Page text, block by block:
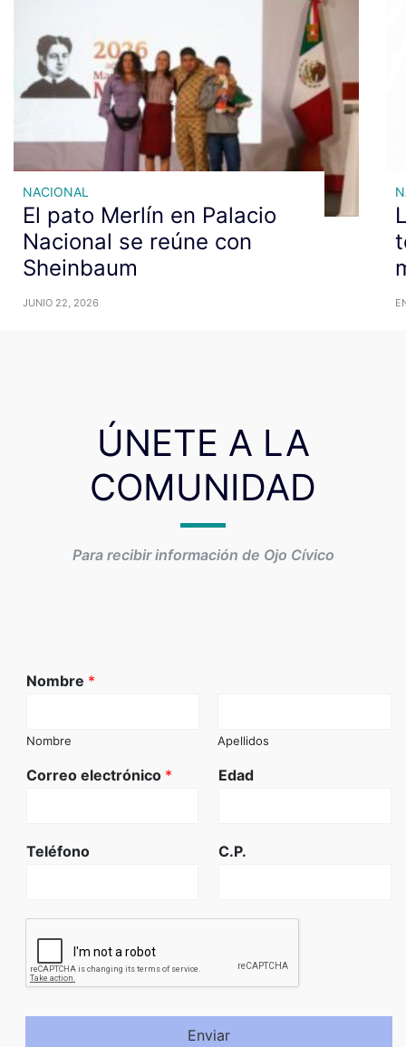
NACIONAL
El pato Merlín en Palacio
Nacional se reúne con
Sheinbaum
JUNIO 22, 2026
ÚNETE A LA
COMUNIDAD
Para recibir información de Ojo Cívico
Nombre *
Nombre Apellidos
Correo electrónico * Edad
Teléfono C.P.
Enviar